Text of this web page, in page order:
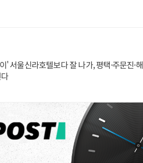
' 서울신라호텔보다 잘 나가, 평택·주문진·해